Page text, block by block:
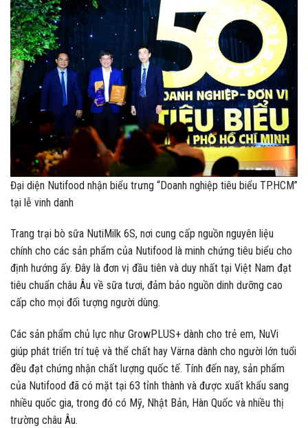
Đại diện Nutifood nhận biểu trưng “Doanh nghiệp tiêu biểu TP.HCM”
tại lễ vinh danh
Trang trại bò sữa NutiMilk 6S, nơi cung cấp nguồn nguyên liệu
chính cho các sản phẩm của Nutifood là minh chứng tiêu biểu cho
định hướng ấy. Đây là đơn vị đầu tiên và duy nhất tại Việt Nam đạt
tiêu chuẩn châu Âu về sữa tươi, đảm bảo nguồn dinh dưỡng cao
cấp cho mọi đối tượng người dùng.
Các sản phẩm chủ lực như GrowPLUS+ dành cho trẻ em, NuVi
giúp phát triển trí tuệ và thể chất hay Värna dành cho người lớn tuổi
đều đạt chứng nhận chất lượng quốc tế. Tính đến nay, sản phẩm
của Nutifood đã có mặt tại 63 tỉnh thành và được xuất khẩu sang
nhiều quốc gia, trong đó có Mỹ, Nhật Bản, Hàn Quốc và nhiều thị
trường châu Âu.